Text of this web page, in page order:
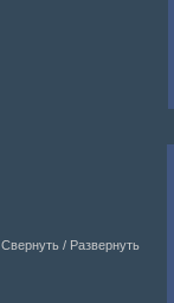
Свернуть / Развернуть